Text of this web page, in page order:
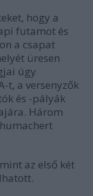
hogy a
futamot és
a csapat
üresen
úgy
t, a versenyzők
és -pályák
Három
az első két